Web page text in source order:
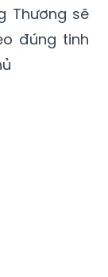
Thương sẽ
đúng tinh